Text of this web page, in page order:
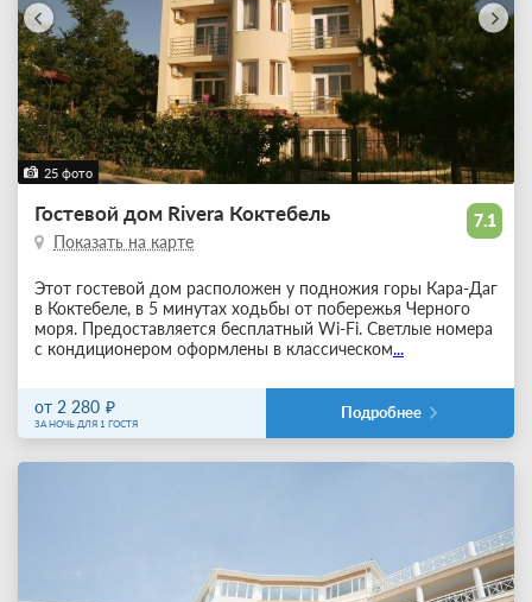
25 фото
7.1
Гостевой дом Rivera Коктебель
Показать на карте
Этот гостевой дом расположен у подножия горы Кара-Даг
в Коктебеле, в 5 минутах ходьбы от побережья Черного
моря. Предоставляется бесплатный Wi-Fi. Светлые номера
с кондиционером оформлены в классическом...
от 2 280
ЗА НОЧЬ ДЛЯ 1 ГОСТЯ
Подробнее